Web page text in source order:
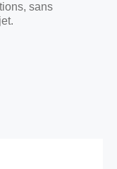
sans